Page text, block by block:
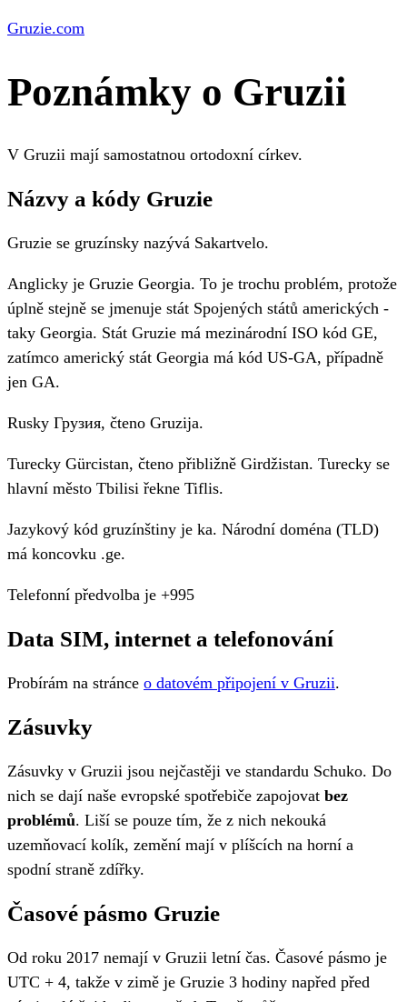
Gruzie.com
Poznámky o Gruzii
V Gruzii mají samostatnou ortodoxní církev.
Názvy a kódy Gruzie
Gruzie se gruzínsky nazývá Sakartvelo.
Anglicky je Gruzie Georgia. To je trochu problém, protože
úplně stejně se jmenuje stát Spojených států amerických -
taky Georgia. Stát Gruzie má mezinárodní ISO kód GE,
zatímco americký stát Georgia má kód US-GA, případně
jen GA.
Rusky Грузия, čteno Gruzija.
Turecky Gürcistan, čteno přibližně Girdžistan. Turecky se
hlavní město Tbilisi řekne Tiflis.
Jazykový kód gruzínštiny je ka. Národní doména (TLD)
má koncovku .ge.
Telefonní předvolba je +995
Data SIM, internet a telefonování
Probírám na stránce o datovém připojení v Gruzii.
Zásuvky
Zásuvky v Gruzii jsou nejčastěji ve standardu Schuko. Do
nich se dají naše evropské spotřebiče zapojovat bez
problémů. Liší se pouze tím, že z nich nekouká
uzemňovací kolík, zemění mají v plíšcích na horní a
spodní straně zdířky.
Časové pásmo Gruzie
Od roku 2017 nemají v Gruzii letní čas. Časové pásmo je
UTC + 4, takže v zimě je Gruzie 3 hodiny napřed před